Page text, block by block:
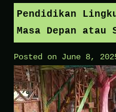
Pendidikan
Masa Depan atau
Posted on June 8,